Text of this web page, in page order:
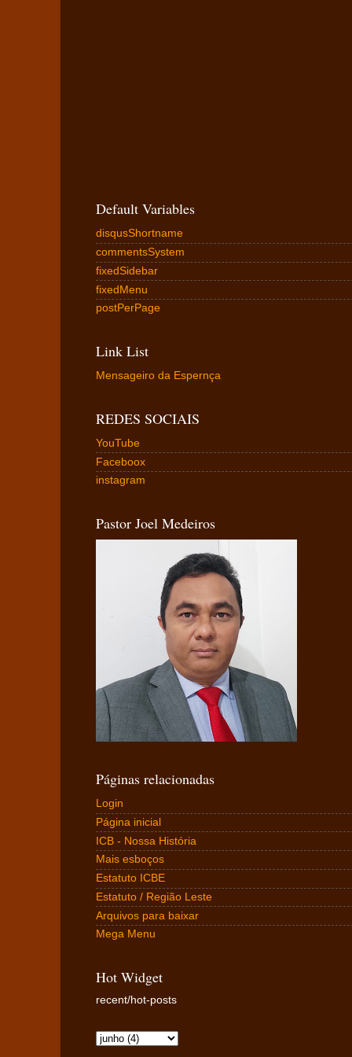
Default Variables
disqusShortname
commentsSystem
fixedSidebar
fixedMenu
postPerPage
Link List
Mensageiro da Espernça
REDES SOCIAIS
YouTube
Faceboox
instagram
Pastor Joel Medeiros
Páginas relacionadas
Login
Página inicial
ICB - Nossa História
Mais esboços
Estatuto ICBE
Estatuto / Região Leste
Arquivos para baixar
Mega Menu
Hot Widget
recent/hot-posts